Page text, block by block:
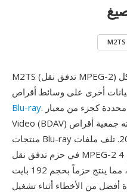
M2TS
M2TS (تدفق نقل MPEG-2) هي صيغة حاوية تُستخدم بشكل
أخرى على وسائط أقراص
Blu-ray. الصيغة محددة كجزء من معيار Blu-ray Disc Audio-
Video (BDAV) الذي طورته جمعية أقراص Blu-ray، مع إطلاق
منتجات Blu-ray التجارية عام 2006. تلف ملفات M2TS المحتوى
في حزم تدفق نقل MPEG-2 مع رأس طابع زمني إضافي بحجم 4
بايتات مُلحق بكل حزمة 188 بايت، مما ينتج حزماً بحجم 192 بايت
أفضل من الأخطاء أثناء تشغيل